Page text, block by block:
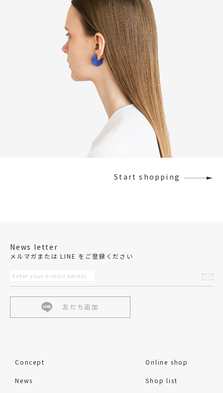
Start shopping
Concept
News
Online shop
Shop list
News letter
メルマガまたは LINE をご登録ください
友だち追加